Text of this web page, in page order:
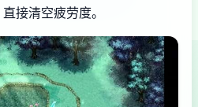
接清空疲劳度。